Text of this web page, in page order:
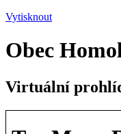
Vytisknout
Obec
Virtuální